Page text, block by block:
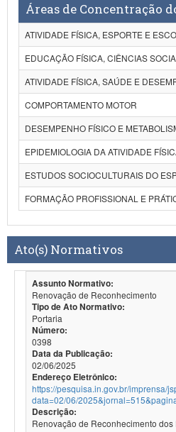
Áreas de Concentração
ATIVIDADE FÍSICA, ESPORTE E
EDUCAÇÃO FÍSICA, CIÊNCIAS
ATIVIDADE FÍSICA, SAÚDE E
COMPORTAMENTO MOTOR
DESEMPENHO FÍSICO E
EPIDEMIOLOGIA DA ATIVIDADE
ESTUDOS SOCIOCULTURAIS DO
FORMAÇÃO PROFISSIONAL E
Ato(s) Normativos
Assunto Normativo:
Renovação de Reconhecimento
Tipo de Ato Normativo:
Portaria
Número:
0398
Data da Publicação:
02/06/2025
Endereço Eletrônico:
https://pesquisa.in.gov.br/imprensa/
data=02/06/
Descrição:
Renovação de Reconhecimento